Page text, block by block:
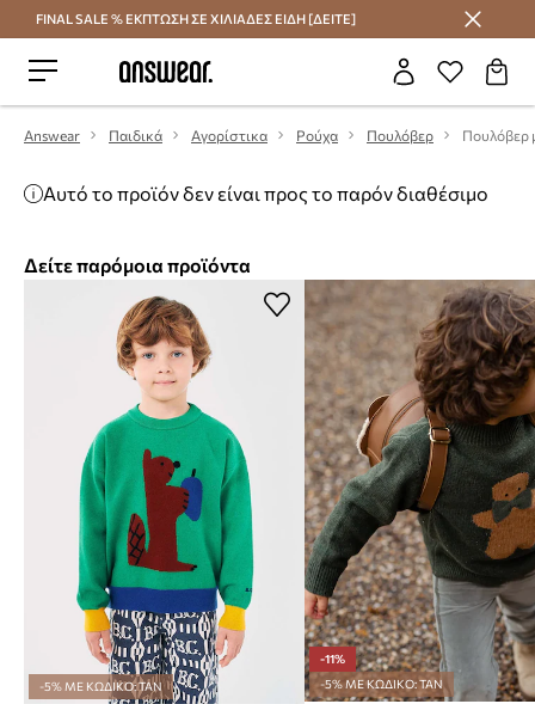
Εξοικονομήστε με το Answear Club
FINAL SALE % ΕΚΠΤΩΣΗ ΣΕ ΧΙΛΙΑΔΕΣ ΕΙΔΗ [ΔΕΙΤΕ]
Answear Παιδικά Αγορίστικα Ρούχα Πουλόβερ Πουλόβερ
Αυτό το προϊόν δεν είναι προς το παρόν διαθέσιμο
Δείτε παρόμοια προϊόντα
-5% ΜΕ ΚΩΔΙΚΟ: TAN
-11%
-5% ΜΕ ΚΩΔΙΚΟ: TAN